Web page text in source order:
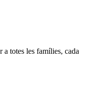
a totes les famílies, cada